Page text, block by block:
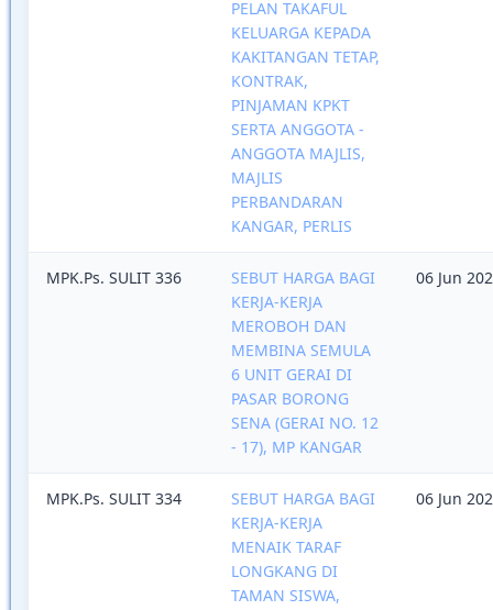
PELAN TAKAFUL
KELUARGA KEPADA
KAKITANGAN TETAP,
KONTRAK,
PINJAMAN KPKT
SERTA ANGGOTA -
ANGGOTA MAJLIS,
MAJLIS
PERBANDARAN
KANGAR, PERLIS
MPK.Ps. SULIT 336
SEBUT HARGA BAGI
KERJA-KERJA
MEROBOH DAN
MEMBINA SEMULA
6 UNIT GERAI DI
PASAR BORONG
SENA (GERAI NO. 12
- 17), MP KANGAR
06 Jun
MPK.Ps. SULIT 334
SEBUT HARGA BAGI
KERJA-KERJA
MENAIK TARAF
LONGKANG DI
TAMAN SISWA,
06 Jun